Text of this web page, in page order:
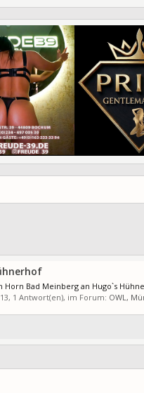
Bad Meinberg an Hugo`s
, 1 Antwort(en), im Forum: OWL,